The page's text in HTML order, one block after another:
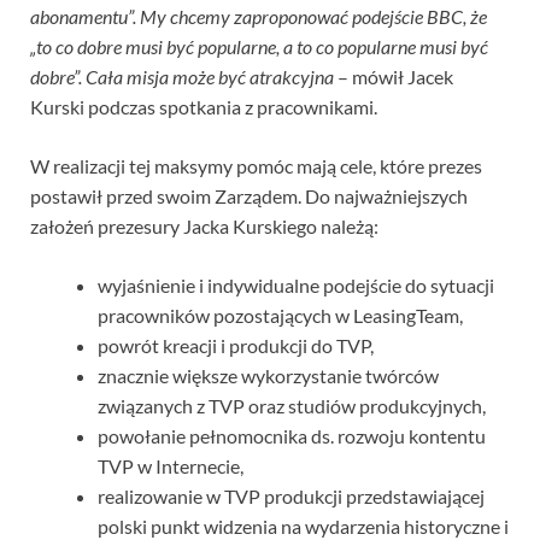
abonamentu”. My chcemy zaproponować podejście BBC, że
„to co dobre musi być popularne, a to co popularne musi być
dobre”. Cała misja może być atrakcyjna – mówił Jacek
Kurski podczas spotkania z pracownikami.
W realizacji tej maksymy pomóc mają cele, które prezes
postawił przed swoim Zarządem. Do najważniejszych
założeń prezesury Jacka Kurskiego należą:
wyjaśnienie i indywidualne podejście do sytuacji
pracowników pozostających w LeasingTeam,
powrót kreacji i produkcji do TVP,
znacznie większe wykorzystanie twórców
związanych z TVP oraz studiów produkcyjnych,
powołanie pełnomocnika ds. rozwoju kontentu
TVP w Internecie,
realizowanie w TVP produkcji przedstawiającej
polski punkt widzenia na wydarzenia historyczne i